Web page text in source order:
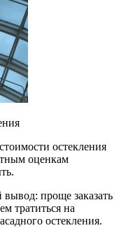
остекления
оценкам
проще заказать
тратиться на
остекления.